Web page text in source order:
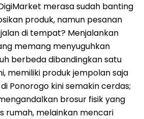
merasa sudah banting
produk, namun pesanan
di tempat? Menjalankan
memang menyuguhkan
berbeda dibandingkan satu
memiliki produk jempolan saja
Ponorogo kini semakin cerdas;
brosur fisik yang
rumah, melainkan mencari